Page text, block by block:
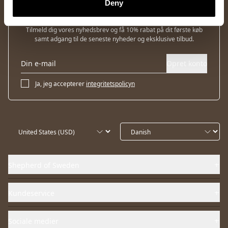
Deny
Nyhedsbrev
Tilmeld dig vores nyhedsbrev og få 10% rabat på dit første køb
samt adgang til de seneste nyheder og eksklusive tilbud.
Ja, jeg accepterer integritetspolicyn